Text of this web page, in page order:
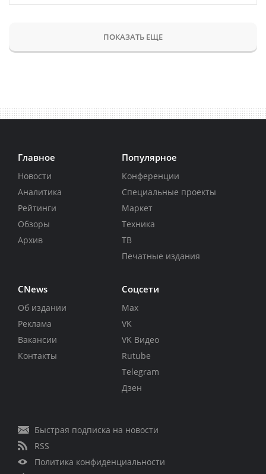
ПОКАЗАТЬ ЕЩЕ
Главное
Новости
Аналитика
Рейтинги
Обзоры
Архив
Популярное
Конференции
Специальные проекты
Маркет
Техника
ТВ
Печатные издания
CNews
Об издании
Реклама
Вакансии
Контакты
Соцсети
Max
VK
VK Видео
Rutube
Telegram
Дзен
Быстрая подписка на новости
RSS
Политика конфиденциальности